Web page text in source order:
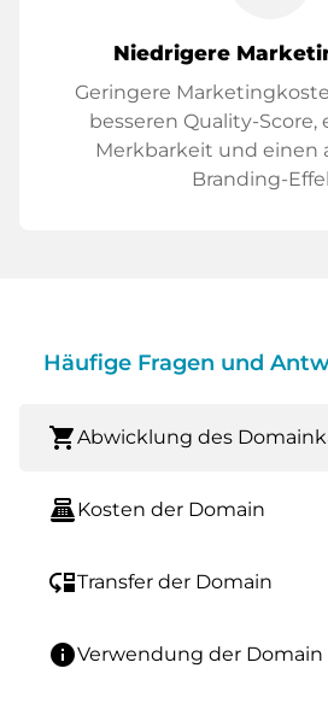
Niedrigere
Geringere
besseren Quality-Score,
Merkbarkeit und einen
Branding-
Häufige Fragen und
shopping_cartAbwicklung des
point_of_saleKosten der Domain
move_downTransfer der Domain
infoVerwendung der Domain